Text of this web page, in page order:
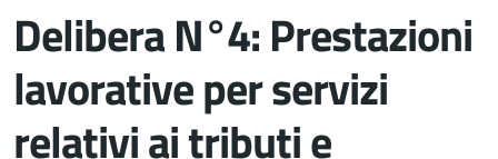
Delibera N°4: Prestazioni
lavorative per servizi
relativi ai tributi e